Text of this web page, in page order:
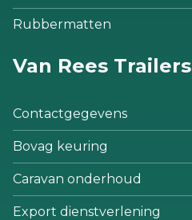
Rubbermatten
Van Rees Trailers
Contactgegevens
Bovag keuring
Caravan onderhoud
Export dienstverlening